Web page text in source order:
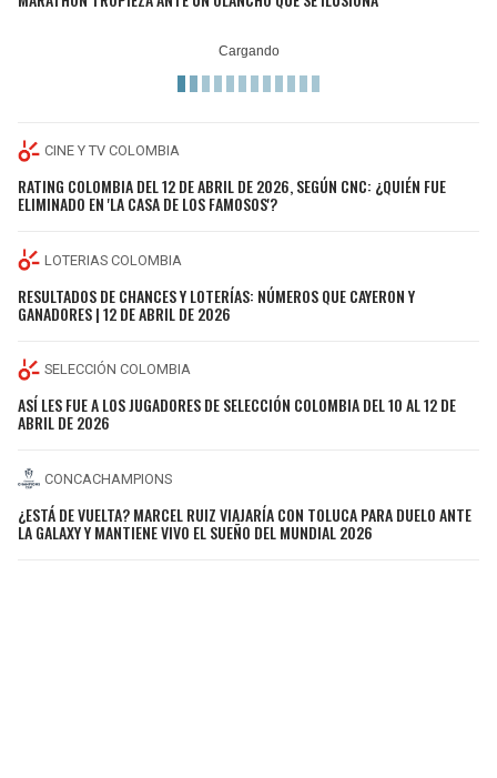
CINE Y TV COLOMBIA
RATING COLOMBIA DEL 12 DE ABRIL DE 2026, SEGÚN CNC: ¿QUIÉN FUE
ELIMINADO EN 'LA CASA DE LOS FAMOSOS'?
LOTERIAS COLOMBIA
RESULTADOS DE CHANCES Y LOTERÍAS: NÚMEROS QUE CAYERON Y
GANADORES | 12 DE ABRIL DE 2026
SELECCIÓN COLOMBIA
ASÍ LES FUE A LOS JUGADORES DE SELECCIÓN COLOMBIA DEL 10 AL 12 DE
ABRIL DE 2026
CONCACHAMPIONS
¿ESTÁ DE VUELTA? MARCEL RUIZ VIAJARÍA CON TOLUCA PARA DUELO ANTE
LA GALAXY Y MANTIENE VIVO EL SUEÑO DEL MUNDIAL 2026